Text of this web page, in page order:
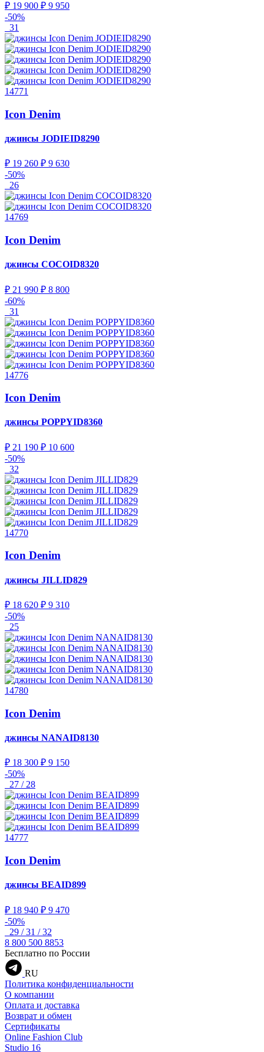
₽ 19 900 ₽ 9 950
-50%
31
14771
Icon Denim
джинсы JODIEID8290
₽ 19 260 ₽ 9 630
-50%
26
14769
Icon Denim
джинсы COCOID8320
₽ 21 990 ₽ 8 800
-60%
31
14776
Icon Denim
джинсы POPPYID8360
₽ 21 190 ₽ 10 600
-50%
32
14770
Icon Denim
джинсы JILLID829
₽ 18 620 ₽ 9 310
-50%
25
14780
Icon Denim
джинсы NANAID8130
₽ 18 300 ₽ 9 150
-50%
27 / 28
14777
Icon Denim
джинсы BEAID899
₽ 18 940 ₽ 9 470
-50%
29 / 31 / 32
8 800 500 8853
Бесплатно по России
RU
Политика конфиденциальности
О компании
Оплата и доставка
Возврат и обмен
Сертификаты
Online Fashion Club
Studio 16